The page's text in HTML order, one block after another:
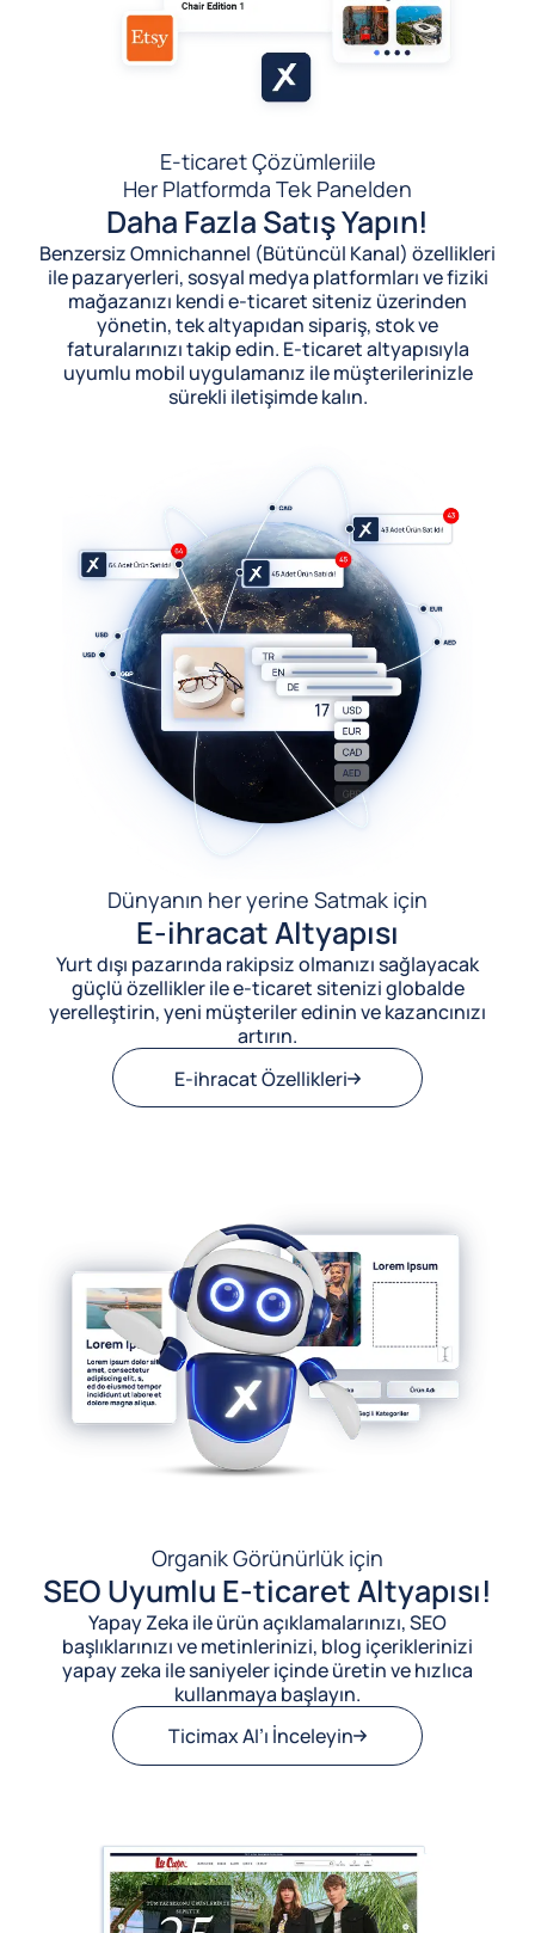
E-ticaret Çözümleriile
Her Platformda Tek Panelden
Daha Fazla Satış Yapın!
Benzersiz Omnichannel (Bütüncül Kanal) özellikleri
ile pazaryerleri, sosyal medya platformları ve fiziki
mağazanızı kendi e-ticaret siteniz üzerinden
yönetin, tek altyapıdan sipariş, stok ve
faturalarınızı takip edin. E-ticaret altyapısıyla
uyumlu mobil uygulamanız ile müşterilerinizle
sürekli iletişimde kalın.
Dünyanın her yerine Satmak için
E-ihracat Altyapısı
Yurt dışı pazarında rakipsiz olmanızı sağlayacak
güçlü özellikler ile e-ticaret sitenizi globalde
yerelleştirin, yeni müşteriler edinin ve kazancınızı
artırın.
E-ihracat Özellikleri
Organik Görünürlük için
SEO Uyumlu E-ticaret Altyapısı!
Yapay Zeka ile ürün açıklamalarınızı, SEO
başlıklarınızı ve metinlerinizi, blog içeriklerinizi
yapay zeka ile saniyeler içinde üretin ve hızlıca
kullanmaya başlayın.
Ticimax AI’ı İnceleyin